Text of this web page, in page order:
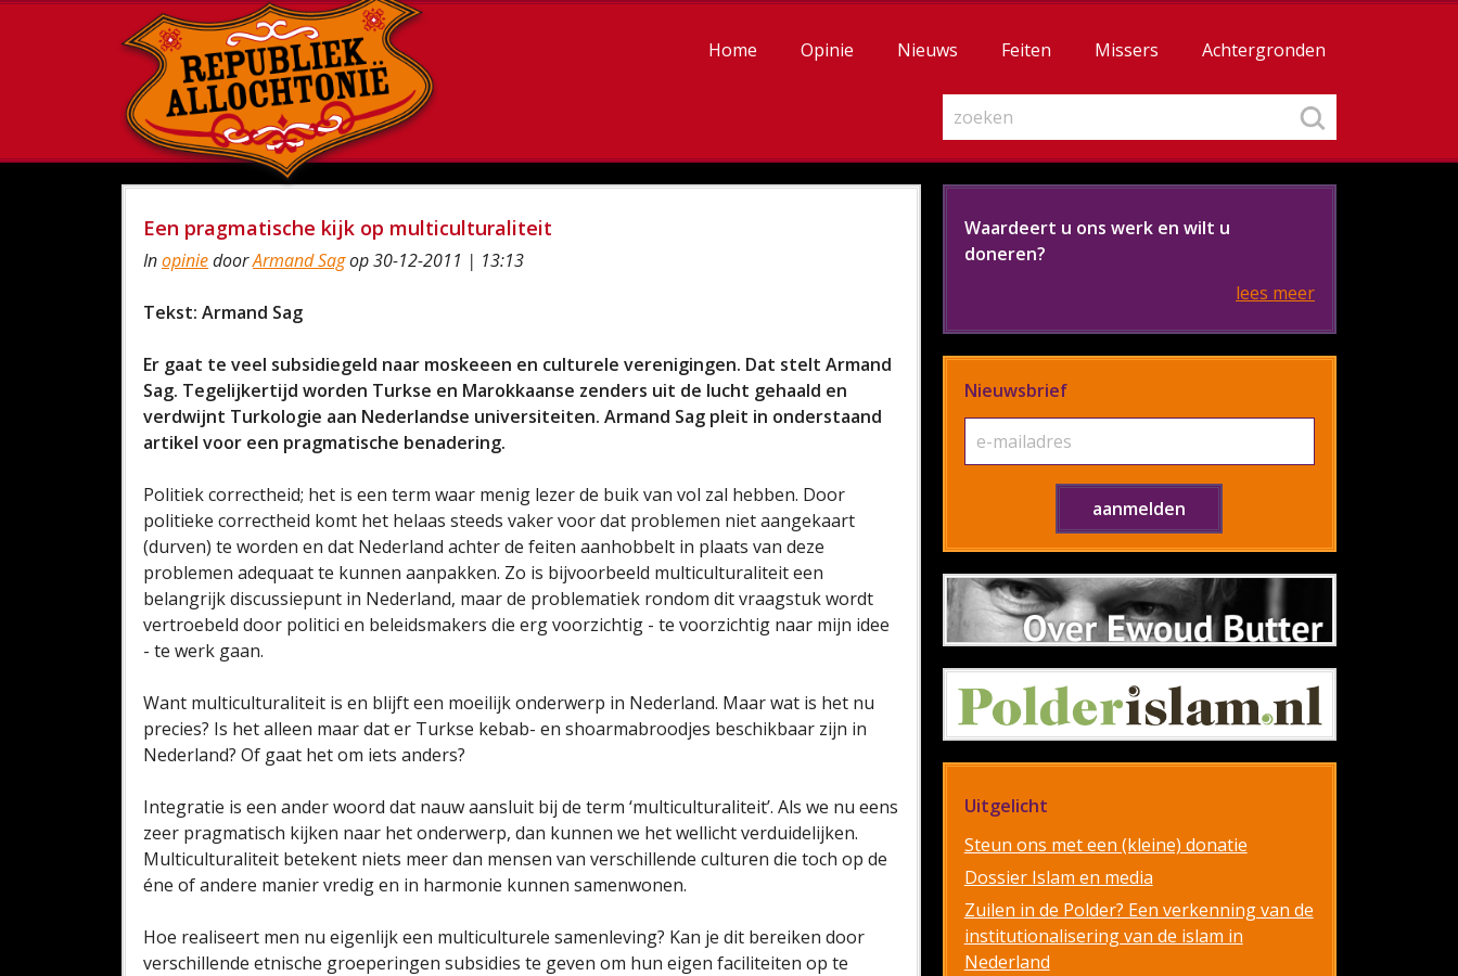
Home Opinie Nieuws Feiten Missers Achtergronden
Een pragmatische kijk op multiculturaliteit
InopiniedoorArmand Sagop 30-12-2011 | 13:13
Tekst: Armand Sag
Er gaat te veel subsidiegeld naar moskeeen en culturele verenigingen. Dat stelt Armand
Sag. Tegelijkertijd worden Turkse en Marokkaanse zenders uit de lucht gehaald en
verdwijnt Turkologie aan Nederlandse universiteiten. Armand Sag pleit in onderstaand
artikel voor een pragmatische benadering.
Politiek correctheid; het is een term waar menig lezer de buik van vol zal hebben. Door
politieke correctheid komt het helaas steeds vaker voor dat problemen niet aangekaart
(durven) te worden en dat Nederland achter de feiten aanhobbelt in plaats van deze
problemen adequaat te kunnen aanpakken. Zo is bijvoorbeeld multiculturaliteit een
belangrijk discussiepunt in Nederland, maar de problematiek rondom dit vraagstuk wordt
vertroebeld door politici en beleidsmakers die erg voorzichtig - te voorzichtig naar mijn idee
- te werk gaan.
Want multiculturaliteit is en blijft een moeilijk onderwerp in Nederland. Maar wat is het nu
precies? Is het alleen maar dat er Turkse kebab- en shoarmabroodjes beschikbaar zijn in
Nederland? Of gaat het om iets anders?
Integratie is een ander woord dat nauw aansluit bij de term ‘multiculturaliteit’. Als we nu eens
zeer pragmatisch kijken naar het onderwerp, dan kunnen we het wellicht verduidelijken.
Multiculturaliteit betekent niets meer dan mensen van verschillende culturen die toch op de
éne of andere manier vredig en in harmonie kunnen samenwonen.
Hoe realiseert men nu eigenlijk een multiculturele samenleving? Kan je dit bereiken door
verschillende etnische groeperingen subsidies te geven om hun eigen faciliteiten op te
Waardeert u ons werk en wilt u
doneren?
lees meer
Nieuwsbrief
Uitgelicht
Steun ons met een (kleine) donatie
Dossier Islam en media
Zuilen in de Polder? Een verkenning van de
institutionalisering van de islam in
Nederland